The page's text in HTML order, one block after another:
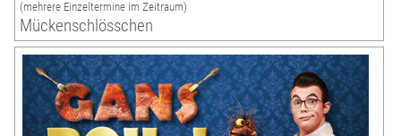
(mehrere Einzeltermine im Zeitraum)
Mückenschlösschen